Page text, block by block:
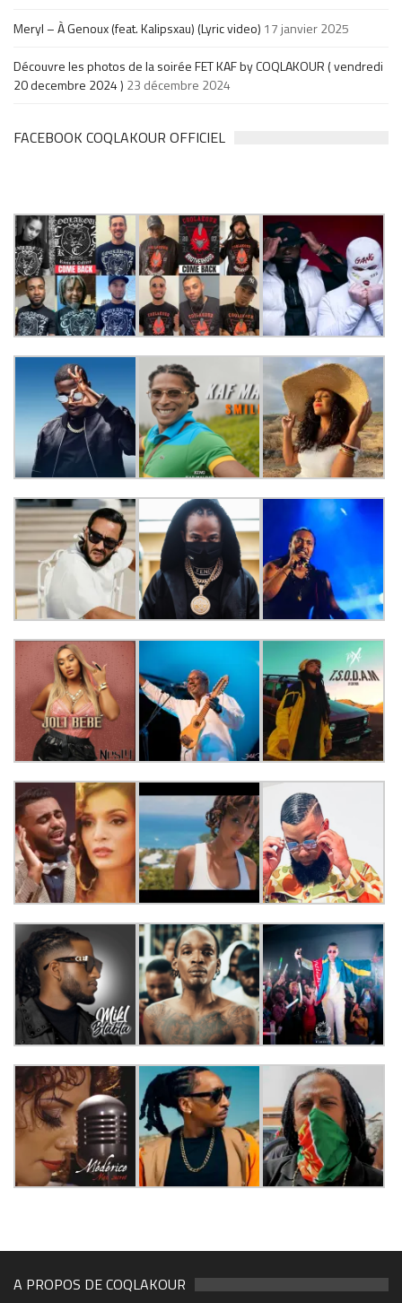
Meryl – À Genoux (feat. Kalipsxau) (Lyric video) 17 janvier 2025
Découvre les photos de la soirée FET KAF by COQLAKOUR ( vendredi
20 decembre 2024 ) 23 décembre 2024
FACEBOOK COQLAKOUR OFFICIEL
A PROPOS DE COQLAKOUR